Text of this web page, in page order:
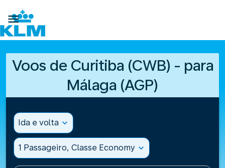

Voos de Curitiba (CWB) - para
Málaga (AGP)
Ida e volta expand_more
1 Passageiro, Classe Economy expand_more